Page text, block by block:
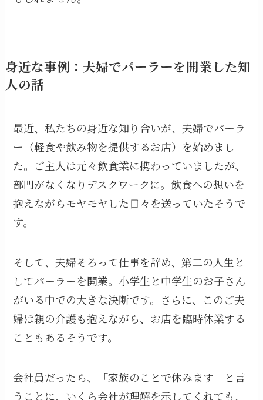
身近な事例：夫婦でパーラーを開業した知
人の話
最近、私たちの身近な知り合いが、夫婦でパーラ
ー（軽食や飲み物を提供するお店）を始めまし
た。ご主人は元々飲食業に携わっていましたが、
部門がなくなりデスクワークに。飲食への想いを
抱えながらモヤモヤした日々を送っていたそうで
す。
そして、夫婦そろって仕事を辞め、第二の人生と
してパーラーを開業。小学生と中学生のお子さん
がいる中での大きな決断です。さらに、このご夫
婦は親の介護も抱えながら、お店を臨時休業する
こともあるそうです。
会社員だったら、「家族のことで休みます」と言
うことに、いくら会社が理解を示してくれても、